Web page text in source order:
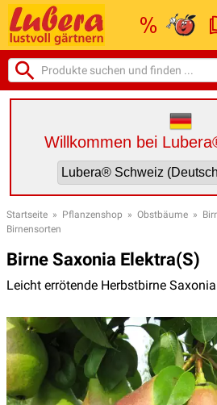
Willkommen bei
Startseite » Pflanzenshop » Obstbäume »
Birnensorten
Birne Saxonia Elektra(S)
Leicht errötende Herbstbirne